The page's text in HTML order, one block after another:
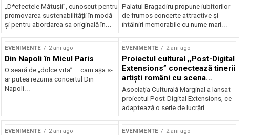
„D*efectele Mătușii”, cunoscut pentru
promovarea sustenabilității în modă
și pentru abordarea sa originală în...
Palatul Bragadiru propune iubitorilor
de frumos concerte attractive şi
întâlniri memorabile cu nume mari...
EVENIMENTE 2 ani ago
Din Napoli în Micul Paris
O seară de „dolce vita” – cam așa s-
ar putea rezuma concertul Din
Napoli...
EVENIMENTE 2 ani ago
Proiectul cultural ,,Post-Digital
Extensions” conectează tinerii
artiști români cu scena
internațională
Asociația Culturală Marginal a lansat
proiectul Post-Digital Extensions, ce
adaptează o serie de lucrări...
EVENIMENTE 2 ani ago EVENIMENTE 2 ani ago